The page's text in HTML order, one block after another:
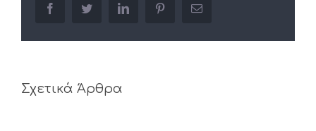
facebooktwitter linkedin pinterestEmail
Σχετικά Άρθρα